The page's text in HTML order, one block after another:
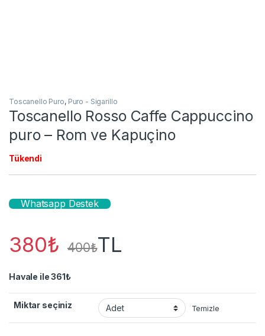
Toscanello Puro, Puro - Sigarillo
Toscanello Rosso Caffe Cappuccino
puro – Rom ve Kapuçino
Tükendi
Whatsapp Destek
380₺ 400₺TL
Havale ile361₺
Miktar seçiniz Temizle